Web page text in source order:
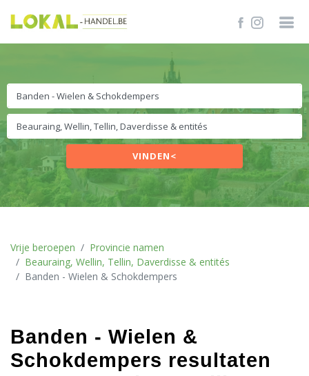
VINDEN<
Vrije beroepen
Provincie namen
Beauraing, Wellin, Tellin, Daverdisse & entités
Banden - Wielen & Schokdempers
Banden - Wielen &
Schokdempers resultaten